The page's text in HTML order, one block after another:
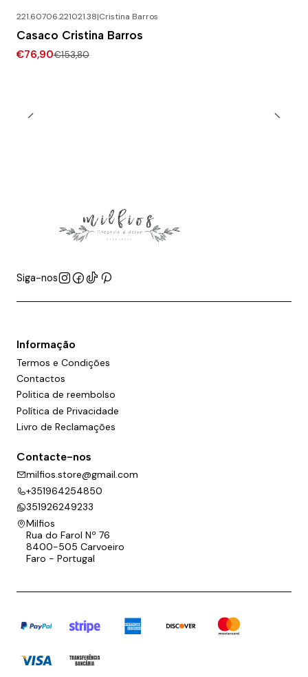
221.60706.221021.38|Cristina Barros
Casaco Cristina Barros
€76,90€153,80
Siga-nos
Informação
Termos e Condições
Contactos
Politica de reembolso
Política de Privacidade
Livro de Reclamações
Contacte-nos
milfios.store@gmail.com
+351964254850
351926249233
Milfios
Rua do Farol Nº 76
8400-505 Carvoeiro
Faro - Portugal